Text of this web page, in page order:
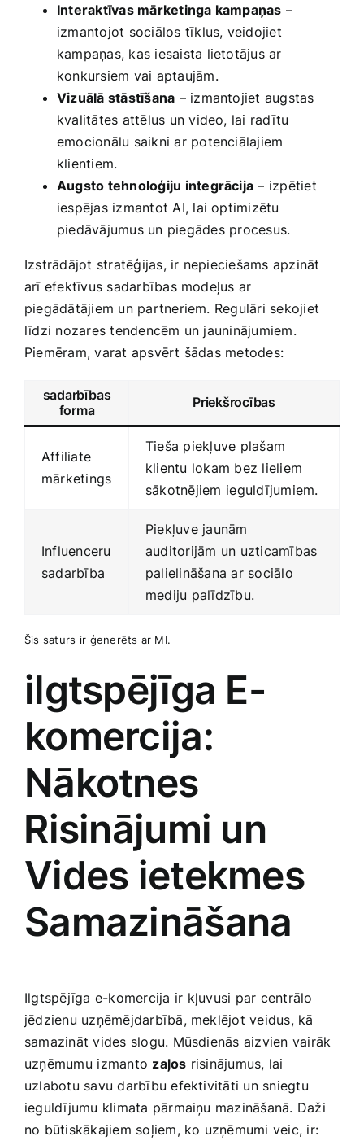
Interaktīvas‍ mārketinga kampaņas –
izmantojot sociālos tīklus, veidojiet
kampaņas, kas iesaista lietotājus ar
konkursiem vai aptaujām.
Vizuālā stāstīšana – izmantojiet augstas
kvalitātes attēlus un video, lai radītu
emocionālu saikni ar potenciālajiem
klientiem.
Augsto tehnoloģiju integrācija – izpētiet
iespējas izmantot AI, lai‌ optimizētu
piedāvājumus un piegādes ⁣procesus.
Izstrādājot stratēģijas, ir nepieciešams apzināt
arī efektīvus sadarbības modeļus ar‍
piegādātājiem un partneriem. Regulāri sekojiet
līdzi nozares tendencēm un jauninājumiem.
Piemēram, varat apsvērt‌ šādas metodes:
sadarbības
‌forma
Priekšrocības
Affiliate
mārketings
Tieša piekļuve plašam
klientu lokam bez lieliem
sākotnējiem⁣ ieguldījumiem.
Influenceru
sadarbība
Piekļuve jaunām
auditorijām un uzticamības
palielināšana ​ar sociālo
mediju palīdzību.
Šis saturs⁣ ir ģenerēts ar MI.
ilgtspējīga E-
komercija:
Nākotnes
⁤Risinājumi‌ un
Vides ietekmes
Samazināšana
Ilgtspējīga e-komercija ir ⁢kļuvusi par centrālo
jēdzienu uzņēmējdarbībā, meklējot veidus,‍ kā
samazināt vides slogu. Mūsdienās‍ aizvien vairāk
uzņēmumu ⁣izmanto zaļos risinājumus, lai
uzlabotu savu darbību efektivitāti un sniegtu
ieguldījumu klimata pārmaiņu mazināšanā. Daži
no būtiskākajiem soļiem, ko uzņēmumi veic, ir: